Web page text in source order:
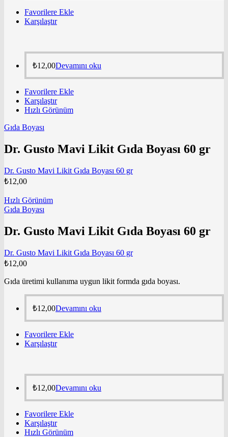
Favorilere Ekle
Karşılaştır
₺12,00Devamını oku
Favorilere Ekle
Karşılaştır
Hızlı Görünüm
Gıda Boyası
Dr. Gusto Mavi Likit Gıda Boyası 60 gr
Dr. Gusto Mavi Likit Gıda Boyası 60 gr
₺12,00
Hızlı Görünüm
Gıda Boyası
Dr. Gusto Mavi Likit Gıda Boyası 60 gr
Dr. Gusto Mavi Likit Gıda Boyası 60 gr
₺12,00
Gıda üretimi kullanıma uygun likit formda gıda boyası.
₺12,00Devamını oku
Favorilere Ekle
Karşılaştır
₺12,00Devamını oku
Favorilere Ekle
Karşılaştır
Hızlı Görünüm